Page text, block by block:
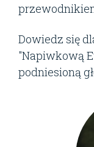
Dowiedz się
"Napiwkową
podniesioną